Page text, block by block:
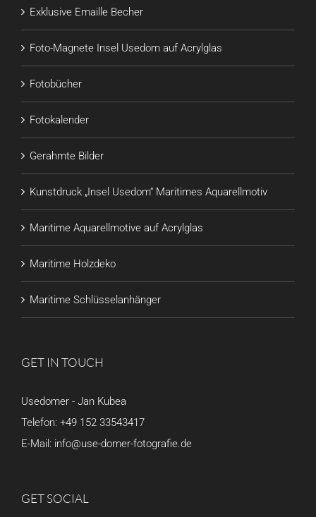
Exklusive Emaille Becher
Foto-Magnete Insel Usedom auf Acrylglas
Fotobücher
Fotokalender
Gerahmte Bilder
Kunstdruck „Insel Usedom“ Maritimes Aquarellmotiv
Maritime Aquarellmotive auf Acrylglas
Maritime Holzdeko
Maritime Schlüsselanhänger
GET IN TOUCH
Usedomer - Jan Kubea
Telefon: +49 152 33543417
E-Mail: info@use-domer-fotografie.de
GET SOCIAL